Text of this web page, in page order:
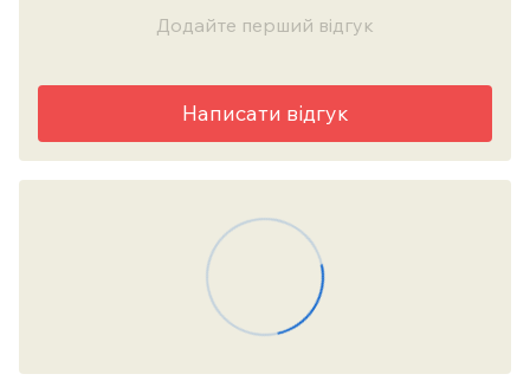
Додайте перший відгук
Написати відгук